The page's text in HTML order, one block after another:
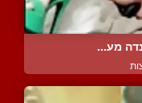
מע...